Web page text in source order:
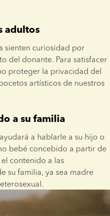
adultos
sienten curiosidad por
del donante. Para satisfacer
proteger la privacidad del
artísticos de nuestros
a su familia
a hablarle a su hijo o
bebé concebido a partir de
contenido a las
su familia, ya sea madre